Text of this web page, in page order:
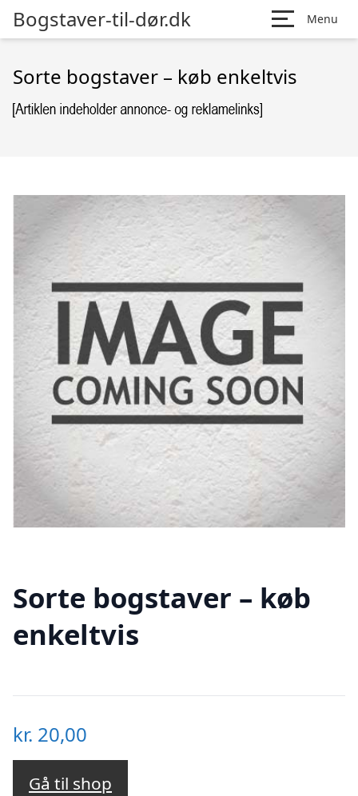
Bogstaver-til-dør.dk Menu
Sorte bogstaver – køb enkeltvis
Sorte bogstaver – køb
enkeltvis
kr. 20,00
Gå til shop